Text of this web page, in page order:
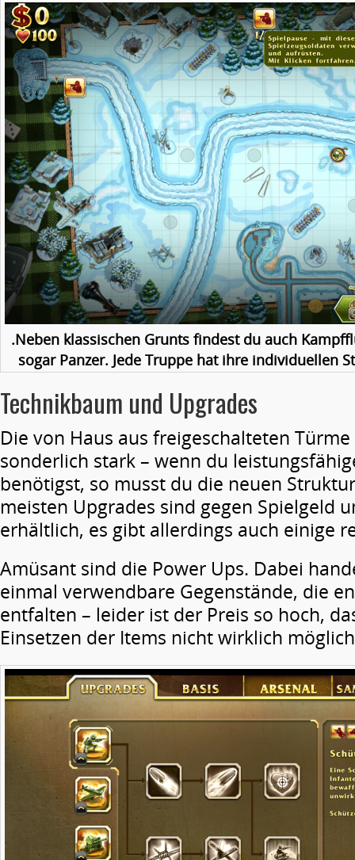
.Neben klassischen Grunts findest du auch
sogar Panzer. Jede Truppe hat ihre individuellen
Technikbaum und Upgrades
Die von Haus aus freigeschalteten
sonderlich stark – wenn du
benötigst, so musst du die neuen
meisten Upgrades sind gegen Spielgeld
erhältlich, es gibt allerdings auch einige
Amüsant sind die Power Ups. Dabei
einmal verwendbare Gegenstände, die
entfalten – leider ist der Preis so hoch,
Einsetzen der Items nicht wirklich